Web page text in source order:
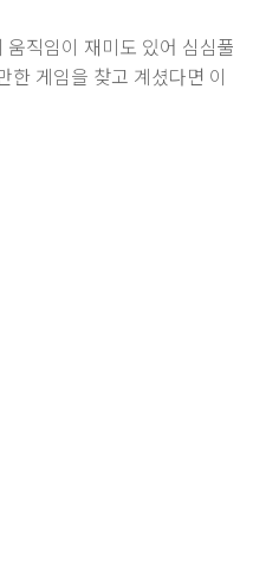
직임이 재미도 있어 심심풀
한 게임을 찾고 계셨다면 이